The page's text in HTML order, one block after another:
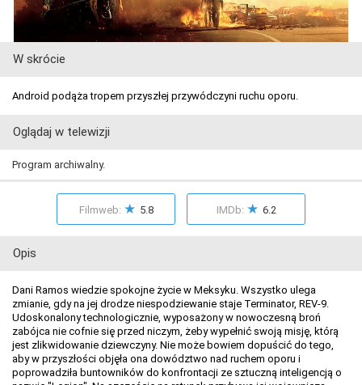
W skrócie
Android podąża tropem przyszłej przywódczyni ruchu oporu.
Oglądaj w telewizji
Program archiwalny.
Filmweb: ★ 5.8 IMDb: ★ 6.2
Opis
Dani Ramos wiedzie spokojne życie w Meksyku. Wszystko ulega
zmianie, gdy na jej drodze niespodziewanie staje Terminator, REV-9.
Udoskonalony technologicznie, wyposażony w nowoczesną broń
zabójca nie cofnie się przed niczym, żeby wypełnić swoją misję, którą
jest zlikwidowanie dziewczyny. Nie może bowiem dopuścić do tego,
aby w przyszłości objęła ona dowództwo nad ruchem oporu i
poprowadziła buntowników do konfrontacji ze sztuczną inteligencją o